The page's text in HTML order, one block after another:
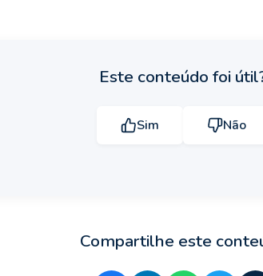
Este conteúdo foi
Sim Não
Compartilhe este